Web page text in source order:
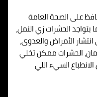
على الصحة العامة
بتواجد الحشرات زي النمل،
الأمراض والعدوى،
الحشرات ممكن تخلي
الانطباع السيء اللي